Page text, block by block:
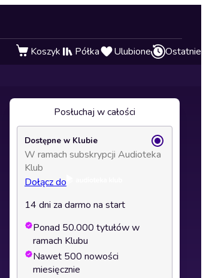
Koszyk Półka Ulubione Ostatnie
Posłuchaj w całości
Dostępne w Klubie
W ramach subskrypcji Audioteka
Klub
Dołącz do
14 dni za darmo na start
Ponad 50.000 tytułów w
ramach Klubu
Nawet 500 nowości
miesięcznie